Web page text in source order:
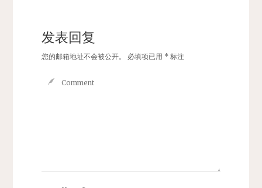
发表回复
您的邮箱地址不会被公开。 必填项已用 *标注